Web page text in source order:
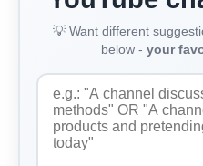
💡 Want different
below - your